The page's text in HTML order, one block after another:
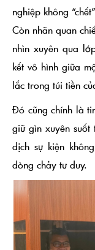
nghiệp không
Còn nhãn quan
nhìn xuyên qua
kết vô hình giữa
lắc trong túi tiền
Đó cũng chính là
giữ gìn xuyên suốt
dịch sự kiện
dòng chảy tư duy.